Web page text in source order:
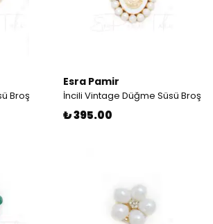
Broş
Esra Pamir
İncili Vintage Düğme Süsü Broş
₺ 395.00